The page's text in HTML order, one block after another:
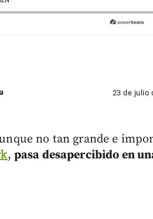
23 de julio
no tan grande e
, pasa desapercibido en